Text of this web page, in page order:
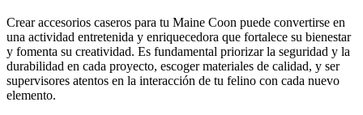
Crear accesorios caseros para tu Maine Coon puede convertirse en
una actividad entretenida y enriquecedora que fortalece su bienestar
y fomenta su creatividad. Es fundamental priorizar la seguridad y la
durabilidad en cada proyecto, escoger materiales de calidad, y ser
supervisores atentos en la interacción de tu felino con cada nuevo
elemento.